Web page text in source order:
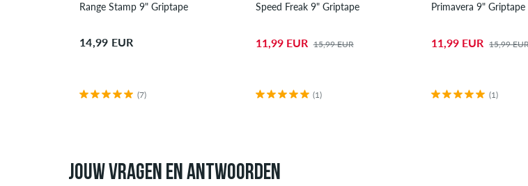
Range Stamp 9" Griptape
14,99 EUR
(7)
Speed Freak 9" Griptape
11,99 EUR 15,99 EUR
(1)
Primavera 9" Griptape
11,99 EUR 15,99
(1)
JOUW VRAGEN EN ANTWOORDEN